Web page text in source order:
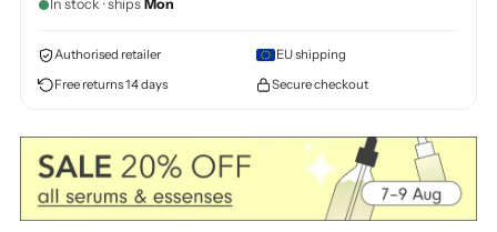
In stock · ships Mon
Authorised retailer
EU shipping
Free returns 14 days
Secure checkout